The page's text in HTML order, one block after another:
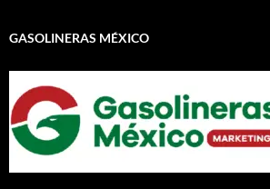
GASOLINERAS MÉXICO